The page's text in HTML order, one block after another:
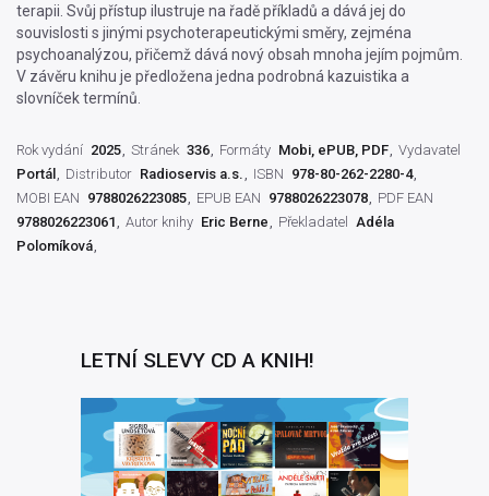
terapii. Svůj přístup ilustruje na řadě příkladů a dává jej do
souvislosti s jinými psychoterapeutickými směry, zejména
psychoanalýzou, přičemž dává nový obsah mnoha jejím pojmům.
V závěru knihu je předložena jedna podrobná kazuistika a
slovníček termínů.
Rok vydání 2025 Stránek 336 Formáty Mobi, ePUB, PDF Vydavatel
Portál
Distributor Radioservis a.s. ISBN 978-80-262-2280-4
MOBI EAN 9788026223085 EPUB EAN 9788026223078
PDF EAN
9788026223061
Autor knihy Eric Berne Překladatel Adéla
Polomíková
LETNÍ SLEVY CD A KNIH!